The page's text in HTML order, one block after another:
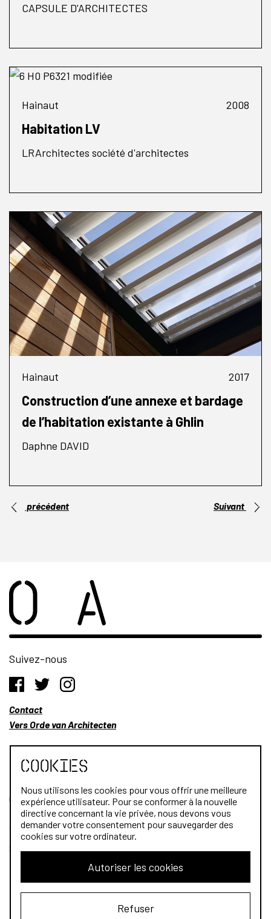
CAPSULE D'ARCHITECTES
Hainaut 2008
Habitation LV
LRArchitectes société d'architectes
Hainaut 2017
Construction d’une annexe et bardage
de l’habitation existante à Ghlin
Daphne DAVID
précédent Suivant
Suivez-nous
Contact
Vers Orde van Architecten
Qui sommes-nous?
Architectes
Stagiaires
Cookies
Nous utilisons les cookies pour vous offrir une meilleure
expérience utilisateur. Pour se conformer à la nouvelle
directive concernant la vie privée, nous devons vous
demander votre consentement pour sauvegarder des
cookies sur votre ordinateur.
Autoriser les cookies
Refuser